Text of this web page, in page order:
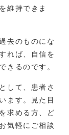
維持できま
去のものにな
れば、自信を
きるのです。
して、患者さ
ます。見た目
求める方、ど
気軽にご相談